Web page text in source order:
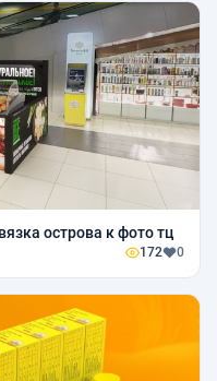
острова к фото тц
172 0